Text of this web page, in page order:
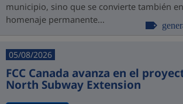
municipio, sino que se convierte también
homenaje permanente...
05/08/2026
FCC Canada avanza en el
North Subway Extension